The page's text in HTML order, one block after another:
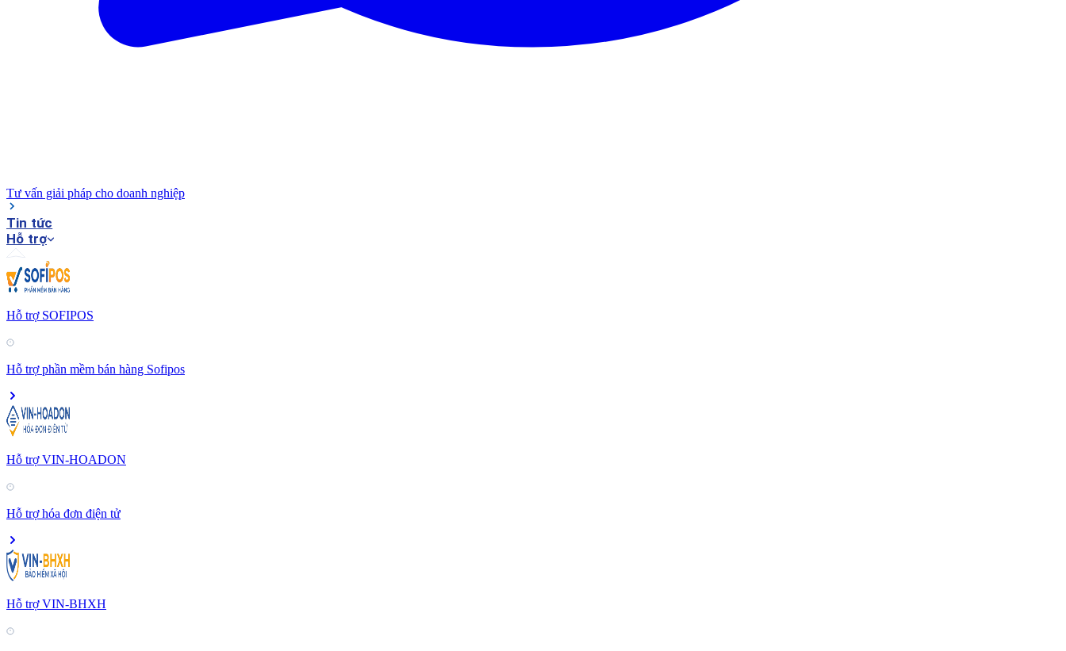
Tư vấn giải pháp cho doanh nghiệp
Tin tức
Hỗ trợ
Hỗ trợ SOFIPOS
Hỗ trợ phần mềm bán hàng Sofipos
Hỗ trợ VIN-HOADON
Hỗ trợ hóa đơn điện tử
Hỗ trợ VIN-BHXH